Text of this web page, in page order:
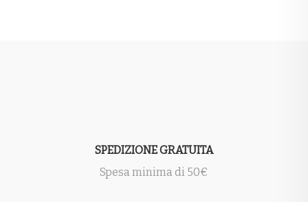
SPEDIZIONE GRATUITA
Spesa minima di 50€